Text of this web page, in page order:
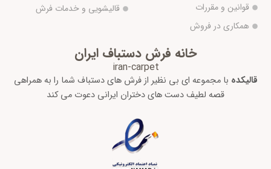
قوانین و مقررات
همکاری در فروش
قالیشویی و خدمات فرش
خانه فرش دستباف ایران
iran-carpet
قالیکده با مجموعه ای بی نظیر از فرش های دستباف شما را به همراهی
قصه لطیف دست های دختران ایرانی دعوت می کند